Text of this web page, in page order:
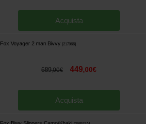
Acquista
Fox Voyager 2 man Bivvy 217966]
689,00€ 449,00€
Acquista